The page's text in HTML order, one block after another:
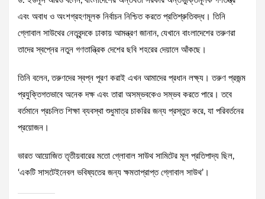
এবং অবাধ ও অংশগ্রহণমূলক নির্বাচন নিশ্চিত করতে প্রতিশ্রুতিবদ্ধ। তিনি
গ্লোবাল সাউথের নেতৃবৃন্দকে ঢাকায় আমন্ত্রণ জানান, যেখানে বাংলাদেশের তরুণরা
তাদের স্বপ্নের নতুন গণতান্ত্রিক দেশের ছবি শহরের দেয়ালে আঁকছে।
তিনি বলেন, তরুণদের স্বপ্ন পূরণ করাই এখন আমাদের প্রধান লক্ষ্য। তরুণ প্রজন্ম
প্রযুক্তিগতভাবে অনেক দক্ষ এবং তারা অসম্ভবকেও সম্ভব করতে পারে। তবে
বর্তমানে প্রচলিত শিক্ষা ব্যবস্থা শুধুমাত্র চাকরির জন্য প্রস্তুত করে, যা পরিবর্তনের
প্রয়োজন।
ভারত আয়োজিত তৃতীয়বারের মতো গ্লোবাল সাউথ সামিটের মূল প্রতিপাদ্য ছিল,
‘একটি সাসটেইনেবল ভবিষ্যতের জন্য ক্ষমতাপ্রাপ্ত গ্লোবাল সাউথ’।